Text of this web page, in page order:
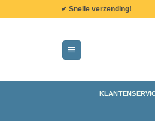
✔ Snelle verzending!